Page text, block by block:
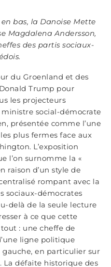
bas, la Danoise Mette
Magdalena Andersson,
des partis sociaux-
du Groenland et des
Trump pour
les projecteurs
social-démocrate
présentée comme l’une
plus fermes face aux
L’exposition
l’on surnomme la «
raison d’un style de
rompant avec la
sociaux-démocrates
delà de la seule lecture
à ce que cette
: une cheffe de
ligne politique
en particulier sur
La défaite historique des